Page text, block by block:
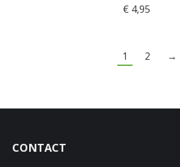
€ 4,95
1 2 →
CONTACT